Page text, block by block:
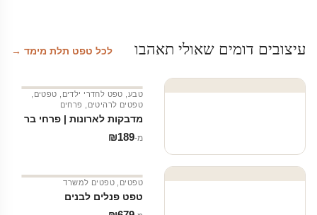
עיצובים דומים שאולי תאהבו לכל טפט תלת מימד →
טבע טפט לחדרי ילדים טפטים
טפטים לרהיטים
פרחים
מדבקות לארונות | פרחי בר
מ‑ ₪189
טפטים טפטים למשרד
טפט פנלים לבנים